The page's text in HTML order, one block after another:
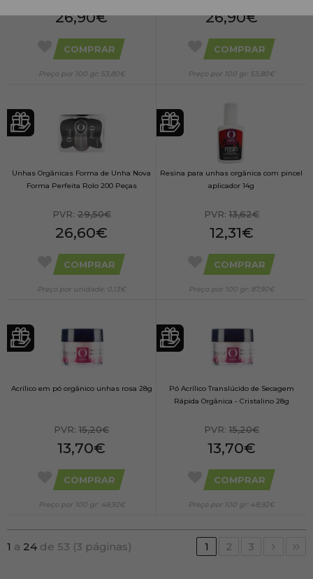
26,90€
COMPRAR
Preço por 100 gr: 53,80€
26,90€
COMPRAR
Preço por 100 gr: 53,80€
Unhas Orgânicas Forma de Unha Nova
Forma Perfeita Rolo 200 Peças
PVR:29,50€
26,60€
COMPRAR
Preço por unidade: 0,13€
Resina para unhas orgânica com pincel
aplicador 14g
PVR:13,62€
12,31€
COMPRAR
Preço por 100 gr: 87,90€
Acrílico em pó orgânico unhas rosa 28g
PVR: 15,20€
13,70€
COMPRAR
Preço por 100 gr: 48,92€
Pó Acrílico Translúcido de Secagem
Rápida Orgânica - Cristalino 28g
PVR:15,20€
13,70€
COMPRAR
Preço por 100 gr: 48,92€
1 a 24 de 53 (3 páginas) 1 2 3